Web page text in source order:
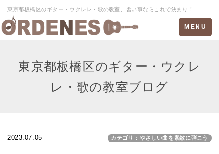
東京都板橋区のギター・ウクレレ・歌の教室、習い事ならこれで決まり！
Toggle
navigation
MENU
東京都板橋区のギター・ウクレ
レ・歌の教室ブログ
2023.07.05 カテゴリ：やさしい曲を素敵に弾こう